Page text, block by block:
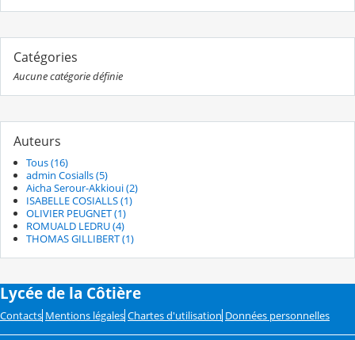
Catégories
Aucune catégorie définie
Auteurs
Tous (16)
admin Cosialls (5)
Aicha Serour-Akkioui (2)
ISABELLE COSIALLS (1)
OLIVIER PEUGNET (1)
ROMUALD LEDRU (4)
THOMAS GILLIBERT (1)
Lycée de la Côtière
Contacts Mentions légales Chartes d'utilisation Données personnelles